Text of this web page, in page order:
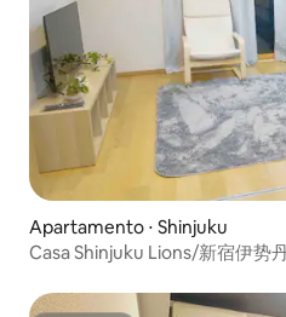
Apartamento ⋅ Shinjuku
Casa Shinjuku Lions/新宿伊势